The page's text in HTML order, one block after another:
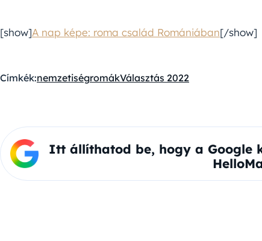
[show]A nap képe: roma család Romániában[/show]
Címkék:nemzetiségromákVálasztás 2022
Itt állíthatod be, hogy a Google